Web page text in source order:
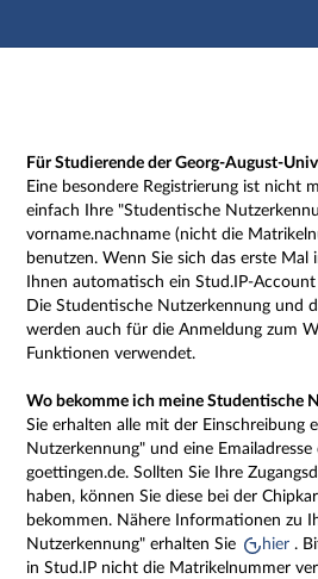
Hauptnavigation
Impressum
Für Studierende der Georg-August-
Eine besondere Registrierung ist nicht
einfach Ihre "Studentische
vorname.nachname (nicht die
benutzen. Wenn Sie sich das erste Mal
Ihnen automatisch ein Stud.IP-
Die Studentische Nutzerkennung und
werden auch für die Anmeldung zum
Funktionen verwendet.
Wo bekomme ich meine Studentische
Sie erhalten alle mit der Einschreibung
Nutzerkennung" und eine
goettingen.de. Sollten Sie Ihre
haben, können Sie diese bei der
bekommen. Nähere Informationen zu
Nutzerkennung" erhalten Sie
hier .
in Stud.IP nicht die Matrikelnummer